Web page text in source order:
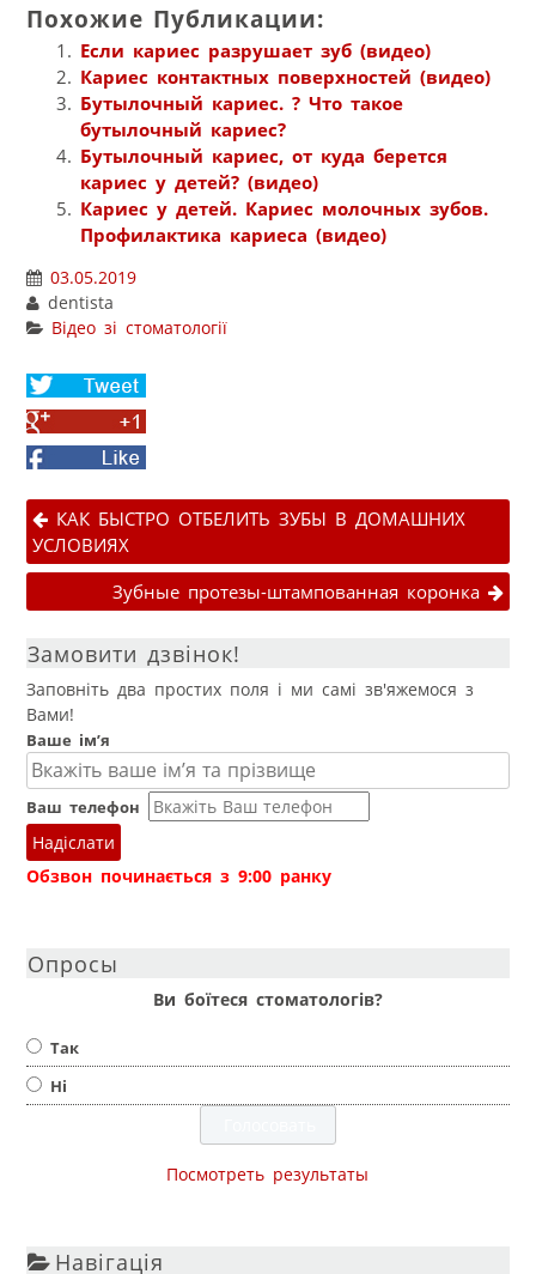
Похожие Публикации:
Если кариес разрушает зуб (видео)
Кариес контактных поверхностей (видео)
Бутылочный кариес. ? Что такое
бутылочный кариес?
Бутылочный кариес, от куда берется
кариес у детей? (видео)
Кариес у детей. Кариес молочных зубов.
Профилактика кариеса (видео)
03.05.2019
dentista
Відео зі стоматології
Share
on
Twitter
Share
on
Google+
Facebook
Навігація публікаціями
КАК БЫСТРО ОТБЕЛИТЬ ЗУБЫ В ДОМАШНИХ
УСЛОВИЯХ
Зубные протезы-штампованная коронка
Замовити дзвінок!
Заповніть два простих поля і ми самі зв'яжемося з
Вами!
Ваше ім’я
Ваш телефон
Надіслати
Обзвон починається з 9:00 ранку
Опросы
Ви боїтеся стоматологів?
Так
Ні
Посмотреть результаты
Навігація